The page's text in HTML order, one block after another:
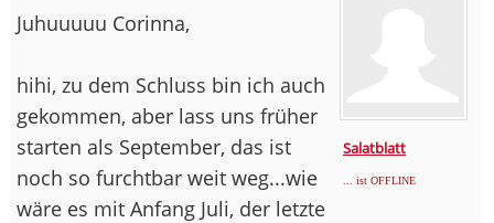
Salatblatt
... ist OFFLINE
Juhuuuuu Corinna,
hihi, zu dem Schluss bin ich auch
gekommen, aber lass uns früher
starten als September, das ist
noch so furchtbar weit weg...wie
wäre es mit Anfang Juli, der letzte